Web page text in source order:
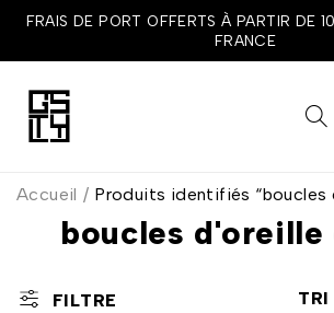
FRAIS DE PORT OFFERTS À PARTIR DE
FRANCE
boucles d'oreille
Accueil / Produits identifiés “boucles
FILTRE TRI